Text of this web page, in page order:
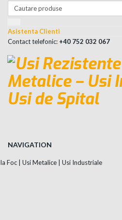
Asistenta Clienti
Contact telefonic: +40 752 032 067
NAVIGATION